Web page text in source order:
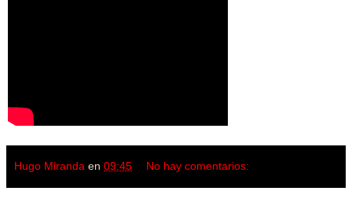
Hugo Miranda en 09:45 No hay comentarios: